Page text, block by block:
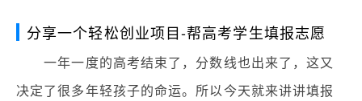
分享一个轻松创业项目-帮高考学生填报志愿
一年一度的高考结束了，分数线也出来了，这又
决定了很多年轻孩子的命运。所以今天就来讲讲填报